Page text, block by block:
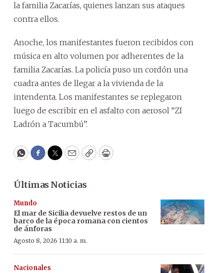
la familia Zacarías, quienes lanzan sus ataques
contra ellos.
Anoche, los manifestantes fueron recibidos con
música en alto volumen por adherentes de la
familia Zacarías. La policía puso un cordón una
cuadra antes de llegar a la vivienda de la
intendenta. Los manifestantes se replegaron
luego de escribir en el asfalto con aerosol “ZI
Ladrón a Tacumbú”.
WhatsApp
Facebook
Twitter
EmailCopyPrint
Últimas Noticias
Mundo
El mar de Sicilia devuelve restos de un
barco de la época romana con cientos
de ánforas
Agosto 8, 2026 11:10 a. m.
Nacionales